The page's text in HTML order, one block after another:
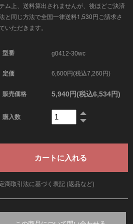
ム上、送料算出されませんが、後ほどご決済
と同じ方法で全国一律送料1,530円ご請求さ
いただきます。
型番 g0412-30wc
定価 6,600円(税込7,260円)
販売価格 5,940円(税込6,534円)
購入数
商取引法に基づく表記 (返品など)